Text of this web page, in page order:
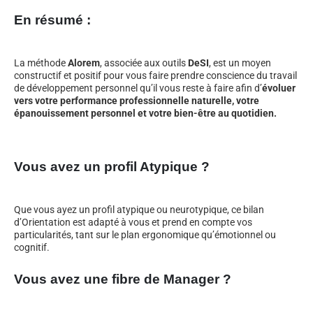
En résumé :
La méthodeAlorem, associée aux outils DeSI, est un moyen
constructif et positif pour vous faire prendre conscience du travail
de développement personnel qu’il vous reste à faire afin d’évoluer
vers votre performance professionnelle naturelle, votre
épanouissement personnel et votre bien-être au quotidien.
Vous avez un profil Atypique ?
Que vous ayez un profil atypique ou neurotypique, ce bilan
d’Orientation est adapté à vous et prend en compte vos
particularités, tant sur le plan ergonomique qu’émotionnel ou
cognitif.
Vous avez une fibre de Manager ?